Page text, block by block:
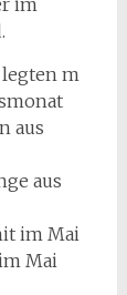
im
m
aus
aus
im Mai
Mai